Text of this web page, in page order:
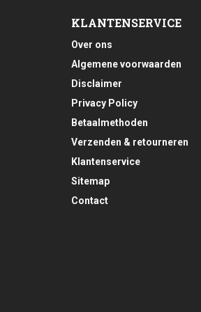
KLANTENSERVICE
Over ons
Algemene voorwaarden
Disclaimer
Privacy Policy
Betaalmethoden
Verzenden & retourneren
Klantenservice
Sitemap
Contact